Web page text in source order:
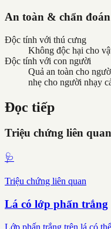
An toàn & chẩn đoán
Độc tính với thú cưng
Không độc hại cho
Độc tính với con người
Quả an toàn cho
nhẹ cho người nhạy
Đọc tiếp
Triệu chứng liên quan
🩺
Triệu chứng liên quan
Lá có lớp phấn trắng
Lớp phấn trắng trên lá có